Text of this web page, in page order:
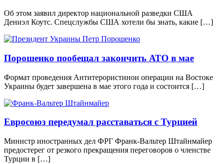
Об этом заявил директор национальной разведки США
Дениэл Коутс. Спецслужбы США хотели бы знать, какие […]
Порошенко пообещал закончить АТО в мае
Формат проведения Антитерористинои операции на Востоке
Украины будет завершена в мае этого года и состоится […]
Евросоюз передумал расставаться с Турцией
Министр иностранных дел ФРГ Франк-Вальтер Штайнмайер
предостерег от резкого прекращения переговоров о членстве
Турции в […]